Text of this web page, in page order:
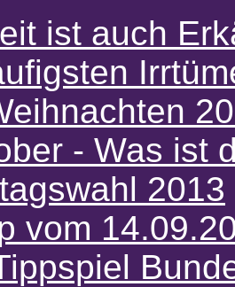
ist auch
- Was ist
2013
vom